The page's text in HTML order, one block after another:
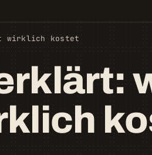
wirklich kostet